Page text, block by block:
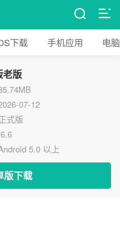
下载 手机应用 电
老版
07-12
式版
5.0 以上
版下载